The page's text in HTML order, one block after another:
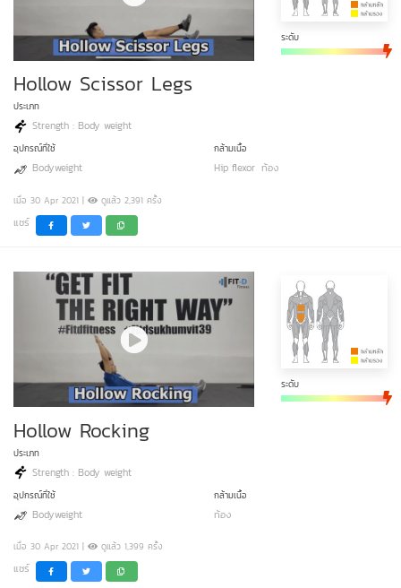
ระดับ
Hollow Scissor Legs
ประเภท
Strength : Body weight
อุปกรณ์ที่ใช้
Bodyweight
กล้ามเนื้อ
Hip flexor ท้อง
เมื่อ 30 Apr 2021 | ดูแล้ว 2,391 ครั้ง
แชร์
ระดับ
Hollow Rocking
ประเภท
Strength : Body weight
อุปกรณ์ที่ใช้
Bodyweight
กล้ามเนื้อ
ท้อง
เมื่อ 30 Apr 2021 | ดูแล้ว 1,399 ครั้ง
แชร์